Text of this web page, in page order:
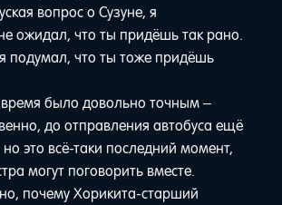
вопрос о Сузуне, я
ожидал, что ты придёшь так рано.
подумал, что ты тоже придёшь
было довольно точным –
до отправления автобуса ещё
это всё-таки последний момент,
могут поговорить вместе.
почему Хорикита-старший